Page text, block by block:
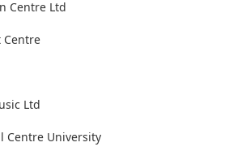
Centre Ltd
Centre
Ltd
Centre University